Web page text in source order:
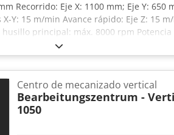
Recorrido: Eje X: 1100 mm; Eje Y: 650
Y: 15 m/min Avance rápido: Eje Z: 15
principal: máx. 8000 rpm
4 y 5 ejes Peso de la máquina:
Centro de mecanizado vertical
Bearbeitungszentrum -
1050